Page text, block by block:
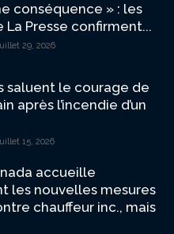
conséquence » : les
Presse confirment...
29, 2026
saluent le courage de
après l’incendie d’un
15, 2026
accueille
les nouvelles mesures
chauffeur inc., mais